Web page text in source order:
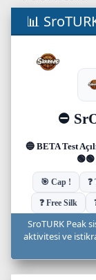
📊
SroTURK Peak
aktivitesi ve